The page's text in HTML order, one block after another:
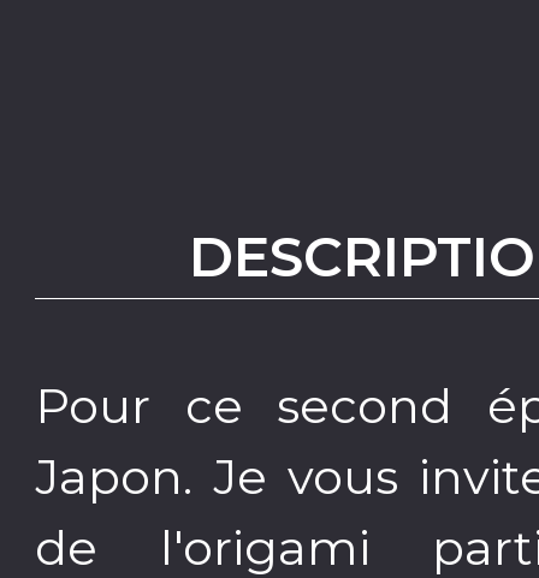
Pour ce second
Japon. Je vous
de l'origami